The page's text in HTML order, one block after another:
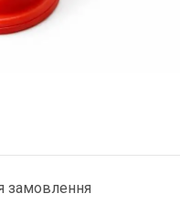
замовлення